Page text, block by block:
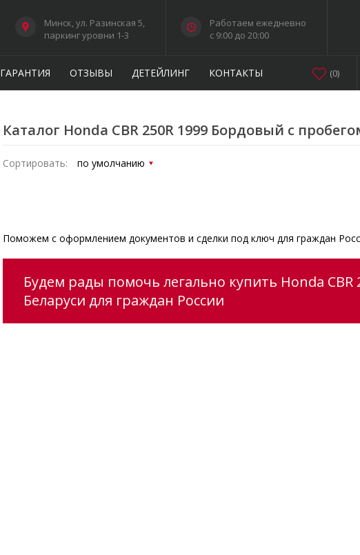
Минск, ул. Разинская 5,
паркинг уровни 1-3
Работаем ежедневно
c 9:00 до 20:00
ГАРАНТИЯ ОТЗЫВЫ ДЕТЕЙЛИНГ КОНТАКТЫ (0)
Каталог Honda CBR 250R 1999 Бордовый с
Сортировать:
Поможем с оформлением документов и сделки под ключ для граждан
Будем рады помочь легально купить Honda CBR
Беларуси для граждан России